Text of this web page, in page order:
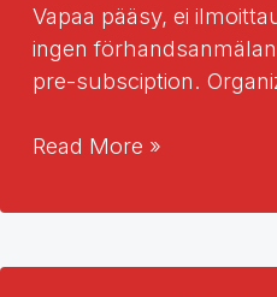
Vapaa pääsy, ei
ingen
pre-subsciption.
Englanninkielinen
Read More »